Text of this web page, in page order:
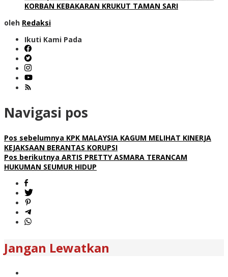
KORBAN KEBAKARAN KRUKUT TAMAN SARI
oleh Redaksi
Ikuti Kami Pada
Navigasi pos
Pos sebelumnya KPK MALAYSIA KAGUM MELIHAT KINERJA
KEJAKSAAN BERANTAS KORUPSI
Pos berikutnya ARTIS PRETTY ASMARA TERANCAM
HUKUMAN SEUMUR HIDUP
Jangan Lewatkan